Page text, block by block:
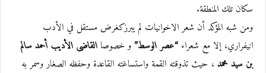
سكان تلك المنطقة.
ومن شبه المؤكد أن شعر الاخوانيات لم يبرزكغرض مستقل في الأدب
انيفراري، إلا مع شعراء“عصر الوسط”و خصوصاالقاضى الأديب أحمد سالم
بن سيد محمد ، حيث تذوقته القمة واستساغته القاعدة وحفظه الصغار وسمر به